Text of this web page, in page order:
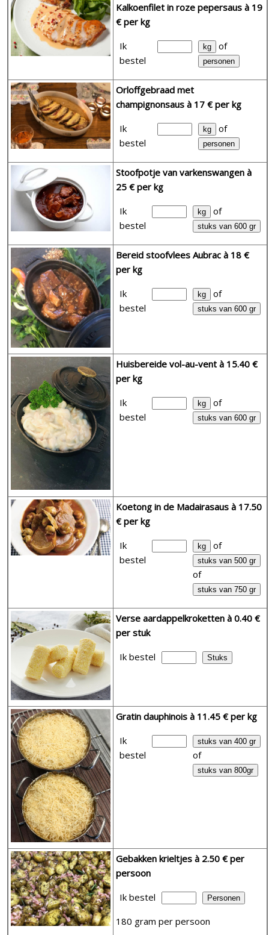
Kalkoenfilet in roze pepersaus à 19
€ per kg
Ik
bestel
of
Orloffgebraad met
champignonsaus à 17 € per kg
Ik
bestel
of
Stoofpotje van varkenswangen à
25 € per kg
Ik
bestel
of
Bereid stoofvlees Aubrac à 18 €
per kg
Ik
bestel
of
Huisbereide vol-au-vent à 15.40 €
per kg
Ik
bestel
of
Koetong in de Madairasaus à 17.50
€ per kg
Ik
bestel
of
of
Verse aardappelkroketten à 0.40 €
per stuk
Ik bestel
Gratin dauphinois à 11.45 € per kg
Ik
bestel
of
Gebakken krieltjes à 2.50 € per
persoon
Ik bestel
180 gram per persoon